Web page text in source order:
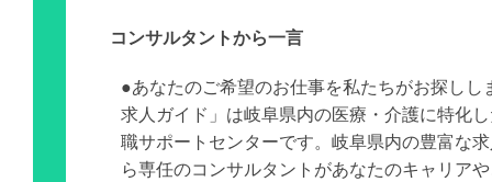
コンサルタントから一言
●あなたのご希望のお仕事を私たちがお探しし
求人ガイド」は岐阜県内の医療・介護に特化
職サポートセンターです。岐阜県内の豊富な
ら専任のコンサルタントがあなたのキャリア